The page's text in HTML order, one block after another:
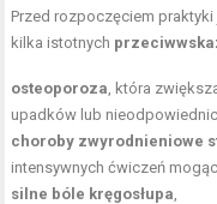
Przed rozpoczęciem
kilka istotnych
osteoporoza , która
upadków lub
choroby zwyrodnieniowe
intensywnych ćwiczeń
silne bóle kręgosłupa